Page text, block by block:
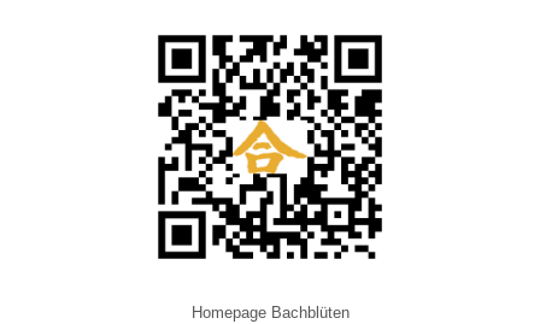
Homepage Bachblüten